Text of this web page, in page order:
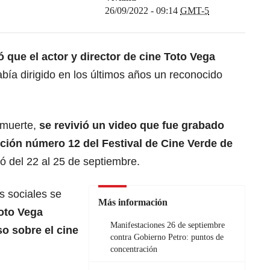
26/09/2022 - 09:14 GMT-5
que el actor y director de cine Toto Vega
dirigido en los últimos años un reconocido
se revivió un video que fue grabado
número 12 del Festival de Cine Verde de
del 22 al 25 de septiembre.
Más información
Manifestaciones 26 de septiembre
contra Gobierno Petro: puntos de
concentración
sociales se
Vega
sobre el cine